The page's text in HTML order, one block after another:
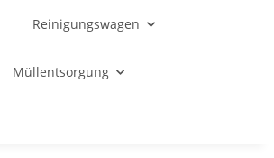
Reinigungswagen
Müllentsorgung